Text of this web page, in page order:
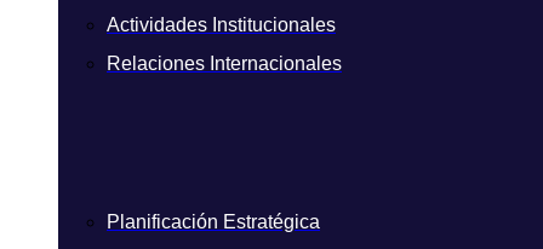
Actividades Institucionales
Relaciones Internacionales
Planificación Estratégica